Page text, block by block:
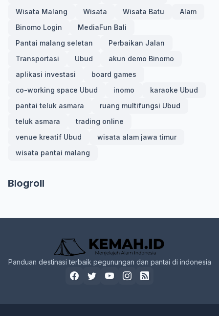
Wisata Malang
Wisata Wisata Batu
Alam
Binomo Login
MediaFun Bali
Pantai malang seletan
Perbaikan Jalan
Transportasi
Ubud
akun demo Binomo
aplikasi investasi
board games
co-working space Ubud
inomo
karaoke Ubud
pantai teluk asmara
ruang multifungsi Ubud
teluk asmara
trading online
venue kreatif Ubud
wisata alam jawa timur
wisata pantai malang
Blogroll
Panduan destinasi terbaik pegunungan dan pantai di indonesia